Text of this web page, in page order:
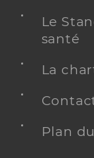
Le
santé
La
Plan